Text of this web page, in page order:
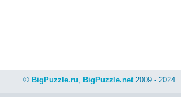
© BigPuzzle.ru, BigPuzzle.net2009 - 2024